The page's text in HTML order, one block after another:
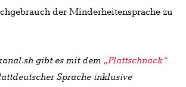
der Minderheitensprache zu
gibt es mit dem „Plattschnack“
Sprache inklusive